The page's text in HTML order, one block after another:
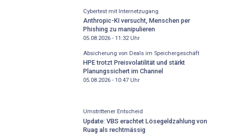
Cybertest mit Internetzugang
Anthropic-KI versucht, Menschen per
Phishing zu manipulieren
05.08.2026 - 11:32Uhr
Absicherung von Deals im Speichergeschäft
HPE trotzt Preisvolatilität und stärkt
Planungssichert im Channel
05.08.2026 - 10:47Uhr
Umstrittener Entscheid
Update: VBS erachtet Lösegeldzahlung von
Ruag als rechtmässig